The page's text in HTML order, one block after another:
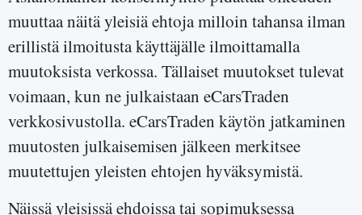
muuttaa näitä yleisiä ehtoja milloin tahansa ilman
erillistä ilmoitusta käyttäjälle ilmoittamalla
muutoksista verkossa. Tällaiset muutokset tulevat
voimaan, kun ne julkaistaan eCarsTraden
verkkosivustolla. eCarsTraden käytön jatkaminen
muutosten julkaisemisen jälkeen merkitsee
muutettujen yleisten ehtojen hyväksymistä.
Näissä yleisissä ehdoissa tai sopimuksessa